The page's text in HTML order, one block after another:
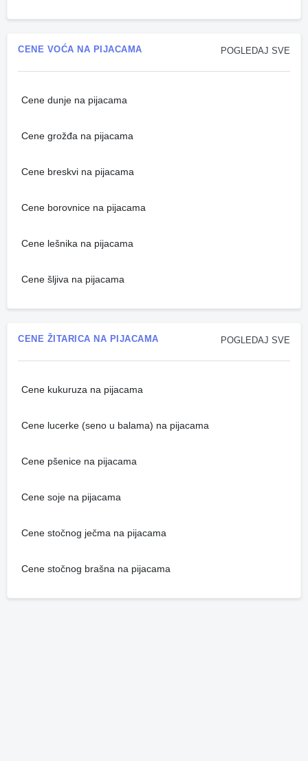
POGLEDAJ SVE
CENE VOĆA NA PIJACAMA
Cene dunje na pijacama
Cene grožđa na pijacama
Cene breskvi na pijacama
Cene borovnice na pijacama
Cene lešnika na pijacama
Cene šljiva na pijacama
POGLEDAJ SVE
CENE ŽITARICA NA PIJACAMA
Cene kukuruza na pijacama
Cene lucerke (seno u balama) na pijacama
Cene pšenice na pijacama
Cene soje na pijacama
Cene stočnog ječma na pijacama
Cene stočnog brašna na pijacama